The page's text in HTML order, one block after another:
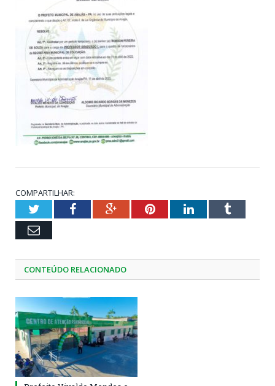
COMPARTILHAR:
TwitterFacebookGoogle+PinterestLinkedInTumblr
Email
CONTEÚDO RELACIONADO